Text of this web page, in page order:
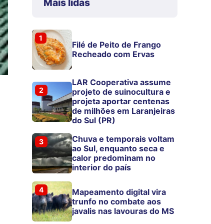
Mais lidas
1
Filé de Peito de Frango
Recheado com Ervas
2
LAR Cooperativa assume
projeto de suinocultura e
projeta aportar centenas
de milhões em Laranjeiras
do Sul (PR)
3
Chuva e temporais voltam
ao Sul, enquanto seca e
calor predominam no
interior do país
4
Mapeamento digital vira
trunfo no combate aos
javalis nas lavouras do MS